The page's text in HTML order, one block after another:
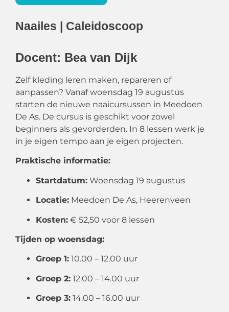
Naailes | Caleidoscoop
Docent: Bea van Dijk
Zelf kleding leren maken, repareren of
aanpassen? Vanaf woensdag 19 augustus
starten de nieuwe naaicursussen in Meedoen
De As. De cursus is geschikt voor zowel
beginners als gevorderden. In 8 lessen werk je
in je eigen tempo aan je eigen projecten.
Praktische informatie:
Startdatum: Woensdag 19 augustus
Locatie: Meedoen De As, Heerenveen
Kosten: € 52,50 voor 8 lessen
Tijden op woensdag:
Groep 1: 10.00 – 12.00 uur
Groep 2: 12.00 – 14.00 uur
Groep 3: 14.00 – 16.00 uur